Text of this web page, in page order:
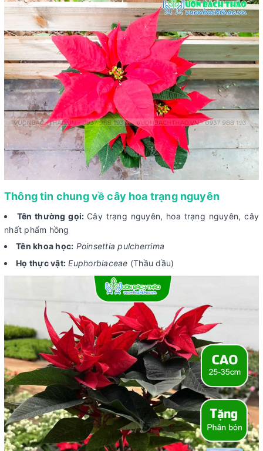
Thông tin chung về cây hoa trạng nguyên
Tên thường gọi: Cây trạng nguyên, hoa trạng nguyên, cây
nhất phẩm hồng
Tên khoa học: Poinsettia pulcherrima
Họ thực vật: Euphorbiaceae (Thầu dầu)